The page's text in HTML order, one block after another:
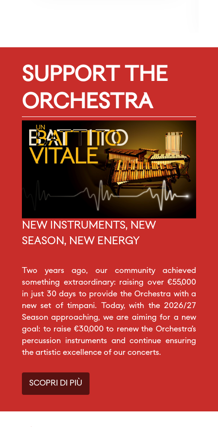
SUPPORT THE
ORCHESTRA
NEW INSTRUMENTS, NEW
SEASON, NEW ENERGY
Two years ago, our community achieved
something extraordinary: raising over €55,000
in just 30 days to provide the Orchestra with a
new set of timpani. Today, with the 2026/27
Season approaching, we are aiming for a new
goal: to raise €30,000 to renew the Orchestra’s
percussion instruments and continue ensuring
the artistic excellence of our concerts.
SCOPRI DI PIÙ